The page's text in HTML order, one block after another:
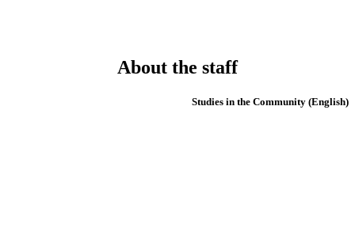
About the staff
(English) Studies in the Community